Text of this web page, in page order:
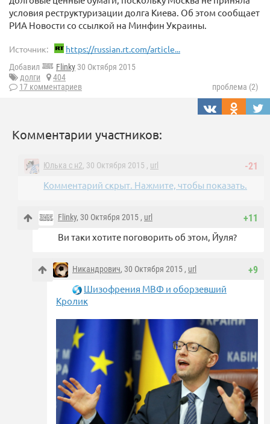
условия реструктуризации долга Киева. Об этом сообщает
РИА Новости со ссылкой на Минфин Украины.
Источник: https://russian.rt.com/article...
Добавил Flinky 30 Октября 2015
долги
404
17 комментариев
проблема (2)
Комментарии участников:
-21
Юлька с н2, 30 Октября 2015 , url
Комментарий скрыт. Нажмите, чтобы показать.
+11
Flinky, 30 Октября 2015 , url
Ви таки хотите поговорить об этом, Йуля?
+9
Никандрович, 30 Октября 2015 , url
Шизофрения МВФ и оборзевший
Кролик